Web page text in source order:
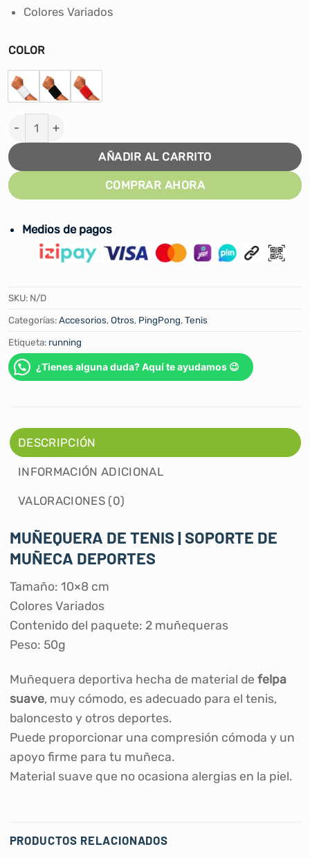
Colores Variados
COLOR
MUÑEQUERA DEPORTIVA FELPA WINNER 10 x 8 CM
AÑADIR AL CARRITO
COMPRAR AHORA
Medios de pagos
SKU: N/D
Categorías:Accesorios,Otros, PingPong,Tenis
Etiqueta: running
¿Tienes alguna duda? Aquí te ayudamos 😉
DESCRIPCIÓN
INFORMACIÓN ADICIONAL
VALORACIONES (0)
MUÑEQUERA DE TENIS | SOPORTE DE
MUÑECA DEPORTES
Tamaño: 10×8 cm
Colores Variados
Contenido del paquete: 2 muñequeras
Peso: 50g
Muñequera deportiva hecha de material de felpa
suave, muy cómodo, es adecuado para el tenis,
baloncesto y otros deportes.
Puede proporcionar una compresión cómoda y un
apoyo firme para tu muñeca.
Material suave que no ocasiona alergias en la piel.
PRODUCTOS RELACIONADOS